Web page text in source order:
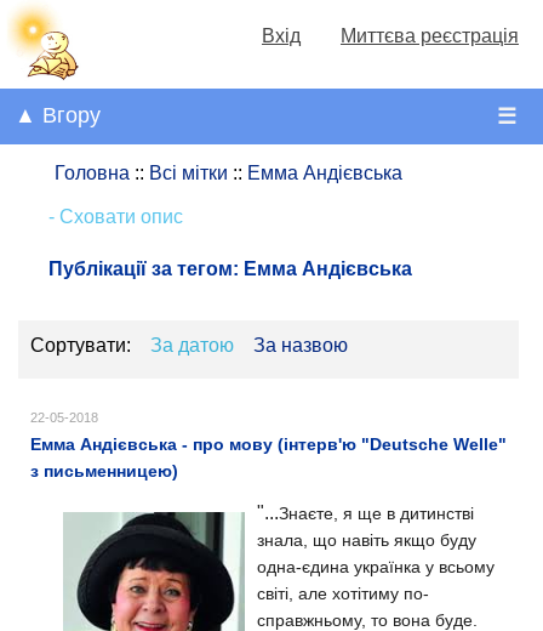
Вхід Миттєва реєстрація
☰
▲ Вгору
Головна :: Всі мітки :: Емма Андієвська
- Сховати опис
Публікації за тегом: Емма Андієвська
Сортувати: За датою За назвою
22-05-2018
Емма Андієвська - про мову (інтерв'ю "Deutsche Welle"
з письменницею)
"...Знаєте, я ще в дитинстві
знала, що навіть якщо буду
одна-єдина українка у всьому
світі, але хотітиму по-
справжньому, то вона буде.